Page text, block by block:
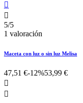


5/5
1 valoración
Maceta con luz o sin luz Melisa
47,51 €-12%53,99 €

